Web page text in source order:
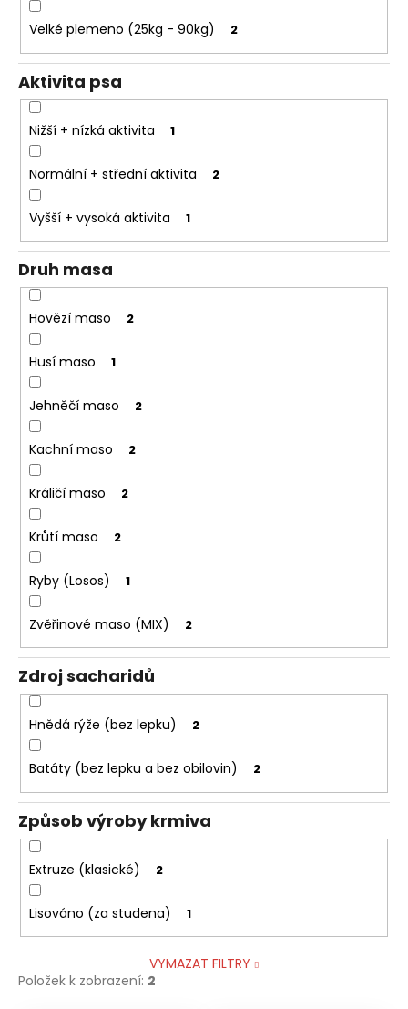
Velké plemeno (25kg - 90kg) 2
Aktivita psa
Nižší + nízká aktivita 1
Normální + střední aktivita 2
Vyšší + vysoká aktivita 1
Druh masa
Hovězí maso 2
Husí maso 1
Jehněčí maso 2
Kachní maso 2
Králičí maso 2
Krůtí maso 2
Ryby (Losos) 1
Zvěřinové maso (MIX) 2
Zdroj sacharidů
Hnědá rýže (bez lepku) 2
Batáty (bez lepku a bez obilovin) 2
Způsob výroby krmiva
Extruze (klasické) 2
Lisováno (za studena) 1
VYMAZAT FILTRY
Položek k zobrazení: 2
D
o
p
o
u
č
u
m